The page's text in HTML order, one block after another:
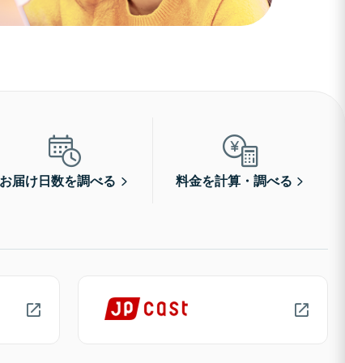
お届け日数を調べる 料金を計算・調べる